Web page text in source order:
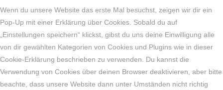
Wenn du unsere Website das erste Mal besuchst, zeigen wir dir ein
Pop-Up mit einer Erklärung über Cookies. Sobald du auf
„Einstellungen speichern“ klickst, gibst du uns deine Einwilligung alle
von dir gewählten Kategorien von Cookies und Plugins wie in dieser
Cookie-Erklärung beschrieben zu verwenden. Du kannst die
Verwendung von Cookies über deinen Browser deaktivieren, aber bitte
beachte, dass unsere Website dann unter Umständen nicht richtig